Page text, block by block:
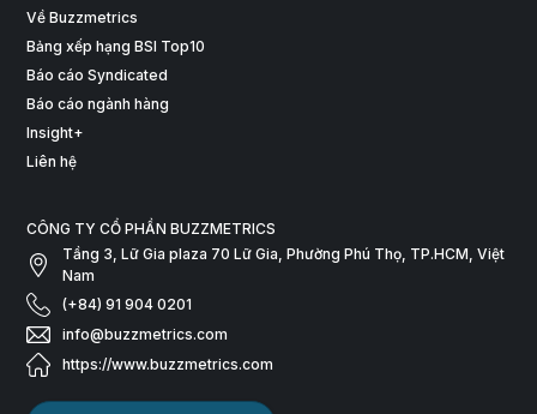
Về Buzzmetrics
Bảng xếp hạng BSI Top10
Báo cáo Syndicated
Báo cáo ngành hàng
Insight+
Liên hệ
CÔNG TY CỔ PHẦN BUZZMETRICS
Tầng 3, Lữ Gia plaza 70 Lữ Gia, Phường Phú Thọ, TP.HCM, Việt
Nam
(+84) 91 904 0201
info@buzzmetrics.com
https://www.buzzmetrics.com